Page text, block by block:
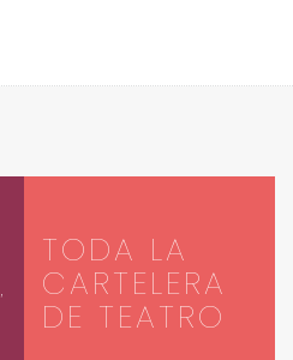
TODA LA
CARTELERA
DE TEATRO